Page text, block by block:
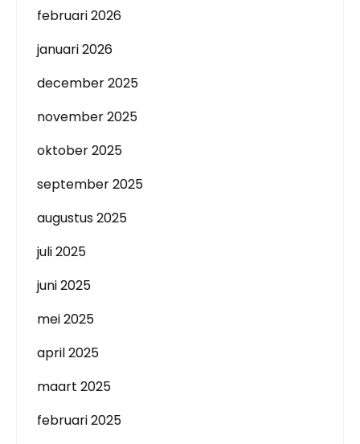
februari 2026
januari 2026
december 2025
november 2025
oktober 2025
september 2025
augustus 2025
juli 2025
juni 2025
mei 2025
april 2025
maart 2025
februari 2025